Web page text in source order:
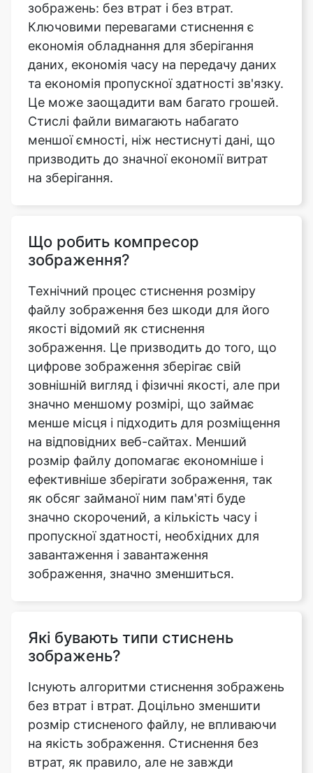
даних, економія часу на передачу даних
та економія пропускної здатності зв'язку.
Це може заощадити вам багато грошей.
Стислі файли вимагають набагато
меншої ємності, ніж нестиснуті дані, що
призводить до значної економії витрат
на зберігання.
Що робить компресор
Технічний процес стиснення розміру
файлу зображення без шкоди для його
якості відомий як стиснення
зображення. Це призводить до того, що
цифрове зображення зберігає свій
зовнішній вигляд і фізичні якості, але при
значно меншому розмірі, що займає
менше місця і підходить для розміщення
на відповідних веб-сайтах. Менший
розмір файлу допомагає економніше і
ефективніше зберігати зображення, так
як обсяг займаної ним пам'яті буде
значно скорочений, а кількість часу і
пропускної здатності, необхідних для
завантаження і завантаження
зображення, значно зменшиться.
Які бувають типи стиснень
Існують алгоритми стиснення зображень
без втрат і втрат. Доцільно зменшити
розмір стисненого файлу, не впливаючи
на якість зображення. Стиснення без
втрат, як правило, але не завжди
призводить до більших файлів, ніж
стиснення з втратами. Для зменшення
кількості стадій рекомпресії доцільно